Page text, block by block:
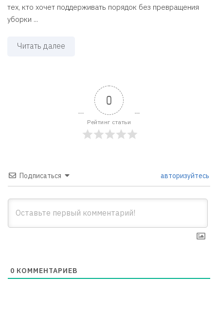
тех, кто хочет поддерживать порядок без превращения
уборки ...
Читать далее
0
Рейтинг статьи
Подписаться авторизуйтесь
0 КОММЕНТАРИЕВ